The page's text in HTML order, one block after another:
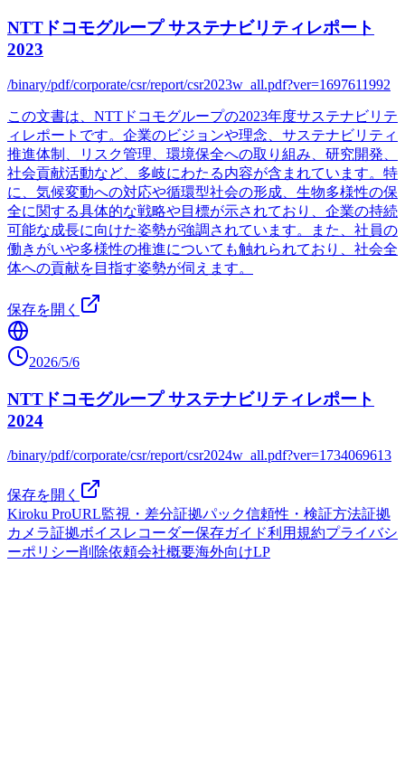
NTTドコモグループ サステナビリティレポート
2023
/binary/pdf/corporate/csr/report/csr2023w_all.pdf?ver=1697611992
この文書は、NTTドコモグループの2023年度サステナビリテ
ィレポートです。企業のビジョンや理念、サステナビリティ
推進体制、リスク管理、環境保全への取り組み、研究開発、
社会貢献活動など、多岐にわたる内容が含まれています。特
に、気候変動への対応や循環型社会の形成、生物多様性の保
全に関する具体的な戦略や目標が示されており、企業の持続
可能な成長に向けた姿勢が強調されています。また、社員の
働きがいや多様性の推進についても触れられており、社会全
体への貢献を目指す姿勢が伺えます。
保存を開く
2026/5/6
NTTドコモグループ サステナビリティレポート
2024
/binary/pdf/corporate/csr/report/csr2024w_all.pdf?ver=1734069613
保存を開く
Kiroku ProURL監視・差分証拠パック信頼性・検証方法証拠
カメラ証拠ボイスレコーダー保存ガイド利用規約プライバシ
ーポリシー削除依頼会社概要海外向けLP